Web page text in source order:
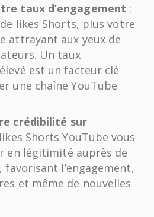
taux d’engagement :
likes Shorts, plus votre
attrayant aux yeux de
Un taux
est un facteur clé
une chaîne YouTube
crédibilité sur
Shorts YouTube vous
en légitimité auprès de
favorisant l’engagement,
et même de nouvelles